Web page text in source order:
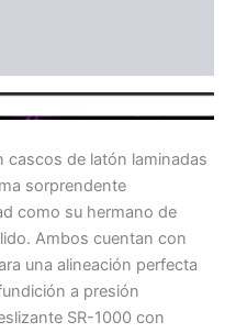
cascos de latón laminadas
sorprendente
como su hermano de
Ambos cuentan con
una alineación perfecta
a presión
SR-1000 con